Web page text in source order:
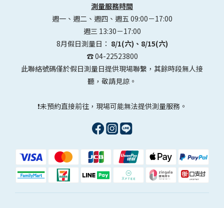
測量服務時間
週一、週二、週四、週五 09:00－17:00
週三 13:30－17:00
8月假日測量日： 8/1(六)、8/15(六)
☎️ 04-22523800
此聯絡號碼僅於假日測量日提供現場聯繫，其餘時段無人接
聽，敬請見諒。
❗未預約直接前往，現場可能無法提供測量服務。
OceanBaby 洋誠國際